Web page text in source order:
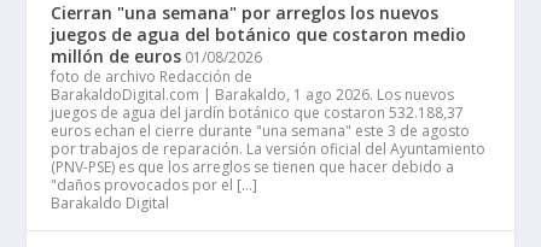
Cierran "una semana" por arreglos los nuevos
juegos de agua del botánico que costaron medio
millón de euros 01/08/2026
foto de archivo Redacción de
BarakaldoDigital.com | Barakaldo, 1 ago 2026. Los nuevos
juegos de agua del jardín botánico que costaron 532.188,37
euros echan el cierre durante "una semana" este 3 de agosto
por trabajos de reparación. La versión oficial del Ayuntamiento
(PNV-PSE) es que los arreglos se tienen que hacer debido a
"daños provocados por el […]
Barakaldo Digital